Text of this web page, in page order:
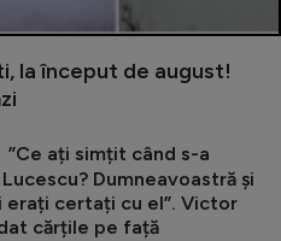
la început de august!
”Ce ați simțit când s-a
Dumneavoastră și
erați certați cu el”. Victor
cărțile pe față